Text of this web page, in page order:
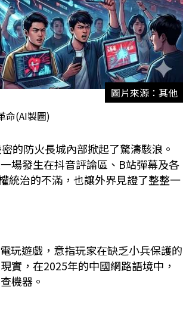
圖片來源：其他
命(AI製圖)
的防火長城內部掀起了驚濤駭浪。
場發生在抖音評論區、 B站彈幕及各
統治的不滿，也讓外界見證了整整一
電玩遊戲，意指玩家在缺乏小兵保護的
實，在2025年的中國網路語境中，
機器。